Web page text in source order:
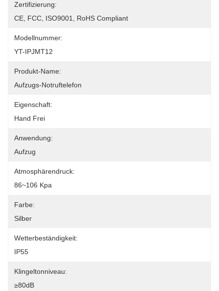
Zertifizierung:
CE, FCC, ISO9001, RoHS Compliant
Modellnummer:
YT-IPJMT12
Produkt-Name:
Aufzugs-Notruftelefon
Eigenschaft:
Hand Frei
Anwendung:
Aufzug
Atmosphärendruck:
86~106 Kpa
Farbe:
Silber
Wetterbeständigkeit:
IP55
Klingeltonniveau:
≥80dB